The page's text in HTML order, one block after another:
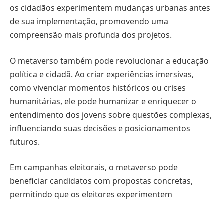
os cidadãos experimentem mudanças urbanas antes
de sua implementação, promovendo uma
compreensão mais profunda dos projetos.
O metaverso também pode revolucionar a educação
política e cidadã. Ao criar experiências imersivas,
como vivenciar momentos históricos ou crises
humanitárias, ele pode humanizar e enriquecer o
entendimento dos jovens sobre questões complexas,
influenciando suas decisões e posicionamentos
futuros.
Em campanhas eleitorais, o metaverso pode
beneficiar candidatos com propostas concretas,
permitindo que os eleitores experimentem